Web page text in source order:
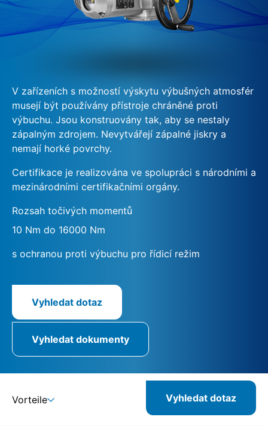
V zařízeních s možností výskytu výbušných atmosfér
musejí být používány přístroje chráněné proti
výbuchu. Jsou konstruovány tak, aby se nestaly
zápalným zdrojem. Nevytvářejí zápalné jiskry a
nemají horké povrchy.
Certifikace je realizována ve spolupráci s národními a
mezinárodními certifikačními orgány.
Rozsah točivých momentů
10 Nm do 16000 Nm
s ochranou proti výbuchu pro řídicí režim
Vyhledat dotaz
Vyhledat dokumenty
Vorteile Vyhledat dotaz